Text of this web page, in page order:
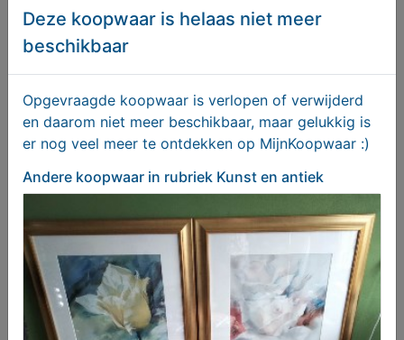
Manden diverse
€ 25,00
Deze koopwaar is helaas niet meer
beschikbaar
Opgevraagde koopwaar is verlopen of verwijderd
en daarom niet meer beschikbaar, maar gelukkig is
er nog veel meer te ontdekken op MijnKoopwaar :)
Andere koopwaar in rubriek Kunst en antiek